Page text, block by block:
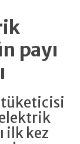
payı
tüketicisi
elektrik
ilk kez